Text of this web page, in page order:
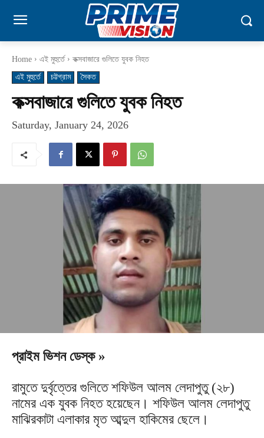
Home এই মুহুর্তে
কক্সবাজারে গুলিতে যুবক নিহত
এই মুহুর্তে
চট্টগ্রাম সৈকত
কক্সবাজারে গুলিতে যুবক নিহত
Saturday, January 24, 2026
প্রাইম ভিশন ডেস্ক »
রামুতে দুর্বৃত্তের গুলিতে শফিউল আলম লেদাপুতু (২৮)
নামের এক যুবক নিহত হয়েছেন। শফিউল আলম লেদাপুতু
মাঝিরকাটা এলাকার মৃত আব্দুল হাকিমের ছেলে।